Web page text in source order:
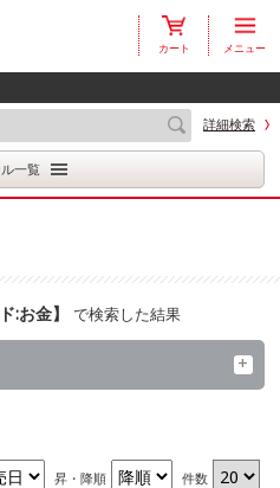
カート メニュー
詳細検索
一覧
:お金】 で検索した結果
昇・降順 件数